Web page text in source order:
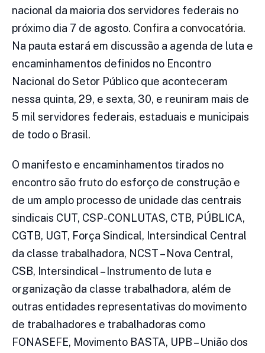
nacional da maioria dos servidores federais no
próximo dia 7 de agosto. Confira a convocatória.
Na pauta estará em discussão a agenda de luta e
encaminhamentos definidos no Encontro
Nacional do Setor Público que aconteceram
nessa quinta, 29, e sexta, 30, e reuniram mais de
5 mil servidores federais, estaduais e municipais
de todo o Brasil.
O manifesto e encaminhamentos tirados no
encontro são fruto do esforço de construção e
de um amplo processo de unidade das centrais
sindicais CUT, CSP-CONLUTAS, CTB, PÚBLICA,
CGTB, UGT, Força Sindical, Intersindical Central
da classe trabalhadora, NCST – Nova Central,
CSB, Intersindical – Instrumento de luta e
organização da classe trabalhadora, além de
outras entidades representativas do movimento
de trabalhadores e trabalhadoras como
FONASEFE, Movimento BASTA, UPB – União dos